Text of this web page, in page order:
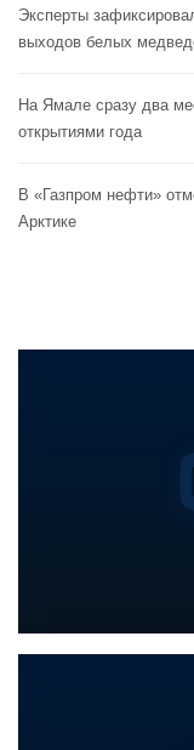
Эксперты
выходов белых
На Ямале сразу два
открытиями года
В «Газпром нефти»
Арктике